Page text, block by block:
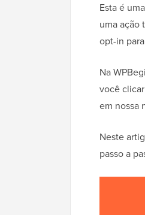
Esta é
uma ação
opt-in
Na
você
em nossa
Neste
passo a